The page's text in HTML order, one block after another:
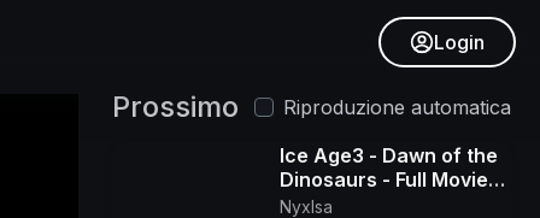
Login
Prossimo
Riproduzione automatica
Ice Age3 - Dawn of the
Dinosaurs - Full Movie
ENG
NyxIsa